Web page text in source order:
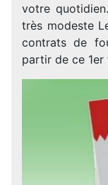
votre
très modeste
contrats de
partir de ce 1er